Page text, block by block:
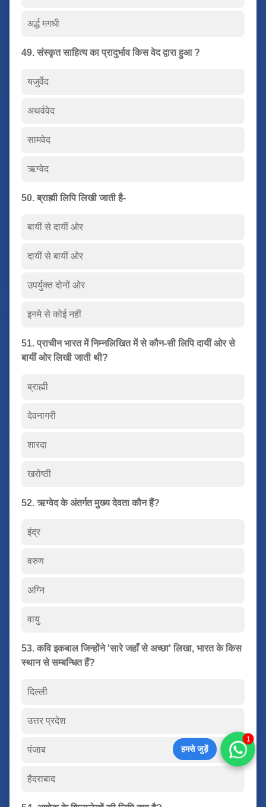
अर्द्ध मगधी
49. संस्कृत साहित्य का प्रादुर्भाव किस वेद द्वारा हुआ ?
यजुर्वेद
अथर्ववेद
सामवेद
ऋग्वेद
50. ब्राह्मी लिपि लिखी जाती है-
बायीं से दायीं ओर
दायीं से बायीं ओर
उपर्युक्त दोनों ओर
इनमे से कोई नहीं
51. प्राचीन भारत में निम्नलिखित में से कौन-सी लिपि दायीं ओर से
बायीं ओर लिखी जाती थी?
ब्राह्मी
देवनागरी
शारदा
खरोष्ठी
52. ऋग्वेद के अंतर्गत मुख्य देवता कौन हैं?
इंद्र
वरुण
अग्नि
वायु
53. कवि इकबाल जिन्होंने 'सारे जहाँ से अच्छा' लिखा, भारत के किस
स्थान से सम्बन्धित हैं?
दिल्ली
उत्तर प्रदेश
पंजाब
हैदराबाद
हमसे जुड़ें
1